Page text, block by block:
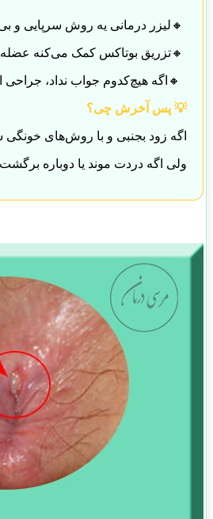
🔸لیزر درمانی یه روش سرپایی و
🔸تزریق بوتاکس کمک می‌کنه
🔸اگه هیچ‌کدوم جواب نداد، جراحی
💡 پس آخرش چی؟
اگه زود بجنبی و با روش‌های
ولی اگه دردت موند یا دوباره